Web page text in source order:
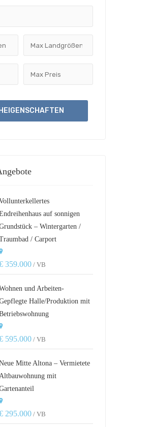
auf sonnigen
– Wintergarten /
/ Carport
359.000 / VB
und Arbeiten-
Halle/Produktion mit
595.000 / VB
Mitte Altona – Vermietete
mit
295.000 / VB